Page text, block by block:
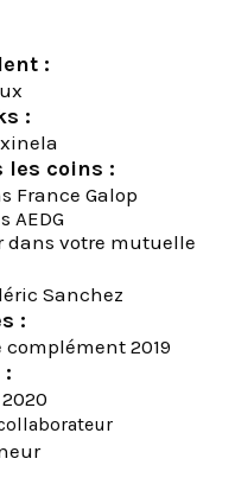
:
:
les coins :
France Galop
AEDG
dans votre mutuelle
Sanchez
:
2019
: